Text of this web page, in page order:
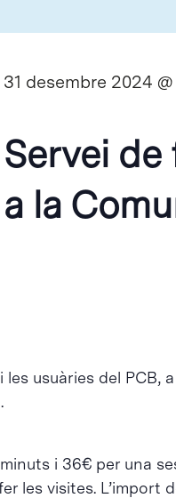
31 desembre 2024 @
Servei
a la
usuàries del PCB,
i 36€ per una
les visites. L’import